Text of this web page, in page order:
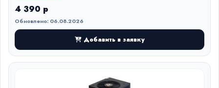
4 390 р
Обновлено: 06.08.2026
Добавить в заявку